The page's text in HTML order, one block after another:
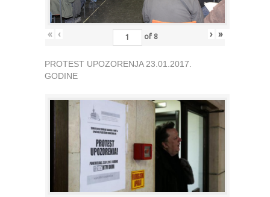
« ‹ of 8 › »
PROTEST UPOZORENJA 23.01.2017.
GODINE